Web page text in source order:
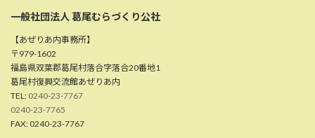
一般社団法人 葛尾むらづくり公社
【あぜりあ内事務所】
〒979-1602
福島県双葉郡葛尾村落合字落合20番地1
葛尾村復興交流館あぜりあ内
TEL: 0240-23-7767
0240-23-7765
FAX: 0240-23-7767